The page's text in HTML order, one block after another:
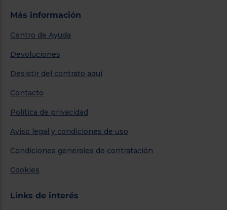
Más información
Centro de Ayuda
Devoluciones
Desistir del contrato aquí
Contacto
Política de privacidad
Aviso legal y condiciones de uso
Condiciones generales de contratación
Cookies
Links de interés